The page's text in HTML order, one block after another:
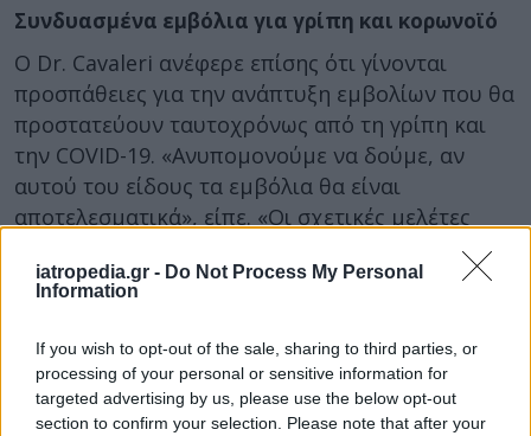
iatropedia.gr - Do Not Process My Personal
Information
If you wish to opt-out of the sale, sharing to third parties, or
processing of your personal or sensitive information for
targeted advertising by us, please use the below opt-out
section to confirm your selection. Please note that after your
Συνδυασμένα εμβόλια για γρίπη και κορωνοϊό
Ο Dr. Cavaleri ανέφερε επίσης ότι γίνονται
προσπάθειες για την ανάπτυξη εμβολίων που θα
προστατεύουν ταυτοχρόνως από τη γρίπη και
την COVID-19. «Ανυπομονούμε να δούμε, αν
αυτού του είδους τα εμβόλια θα είναι
αποτελεσματικά», είπε. «Οι σχετικές μελέτες
βρίσκονται σε εξέλιξη και περιμένουμε να δούμε
τα δεδομένα τους».
είναι πρόωρο να εκτιμηθεί εάν τα διπλά εμβόλια
θα μπορούσαν να είναι έτοιμα για τον επόμενο
χειμώνα.